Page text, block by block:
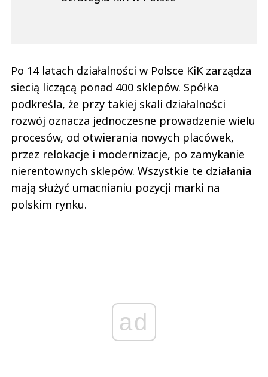
Po 14 latach działalności w Polsce KiK zarządza
siecią liczącą ponad 400 sklepów. Spółka
podkreśla, że przy takiej skali działalności
rozwój oznacza jednoczesne prowadzenie wielu
procesów, od otwierania nowych placówek,
przez relokacje i modernizacje, po zamykanie
nierentownych sklepów. Wszystkie te działania
mają służyć umacnianiu pozycji marki na
polskim rynku.
ad